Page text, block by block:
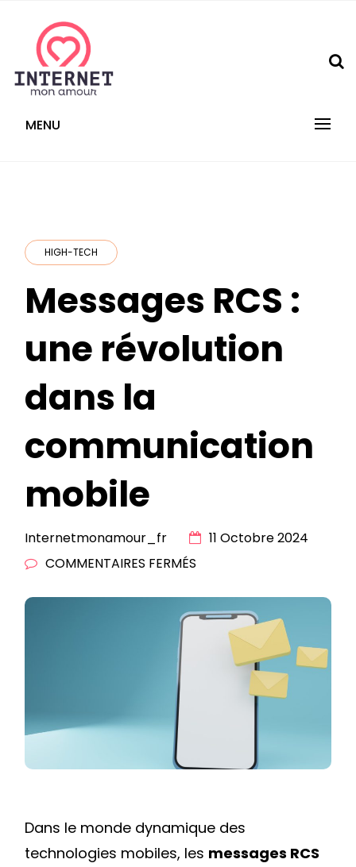
content
internetmonamour.fr
MENU
HIGH-TECH
Messages RCS :
une révolution
dans la
communication
mobile
Internetmonamour_fr
11 Octobre 2024
COMMENTAIRES FERMÉS
RCS
RÉVOLUTION
Dans le monde dynamique des
technologies mobiles, les messages RCS